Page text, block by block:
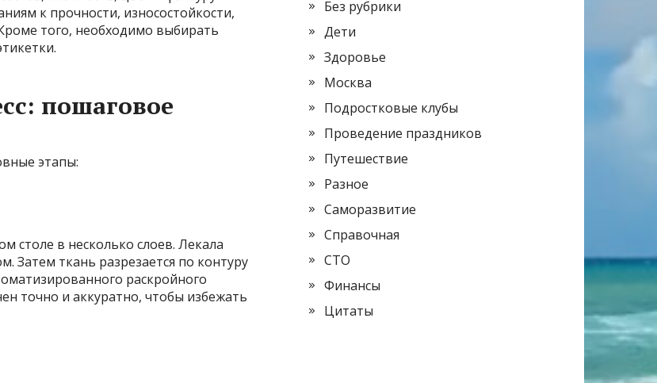
к прочности, износостойкости,
того, необходимо выбирать
пошаговое
этапы:
столе в несколько слоев. Лекала
Затем ткань разрезается по контуру
раскройного
точно и аккуратно, чтобы избежать
Без рубрики
Дети
Здоровье
Москва
Подростковые клубы
Проведение праздников
Путешествие
Разное
Саморазвитие
Справочная
СТО
Финансы
Цитаты